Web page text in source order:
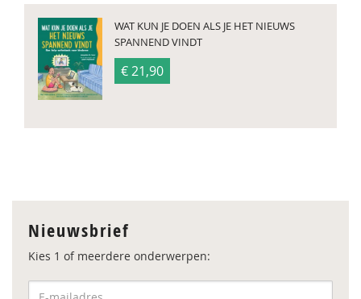
WAT KUN JE DOEN ALS JE HET NIEUWS
SPANNEND VINDT
€ 21,90
Nieuwsbrief
Kies 1 of meerdere onderwerpen: